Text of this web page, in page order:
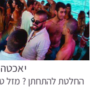
החלטת להתחתן ? מזל